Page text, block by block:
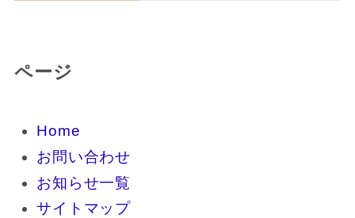
ページ
Home
お問い合わせ
お知らせ一覧
サイトマップ